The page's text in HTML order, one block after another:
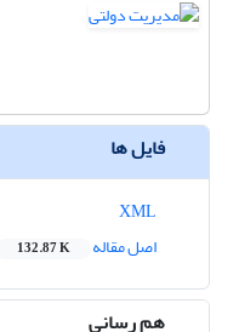
فایل ها
اصل مقاله
132.87 K
هم رسانی